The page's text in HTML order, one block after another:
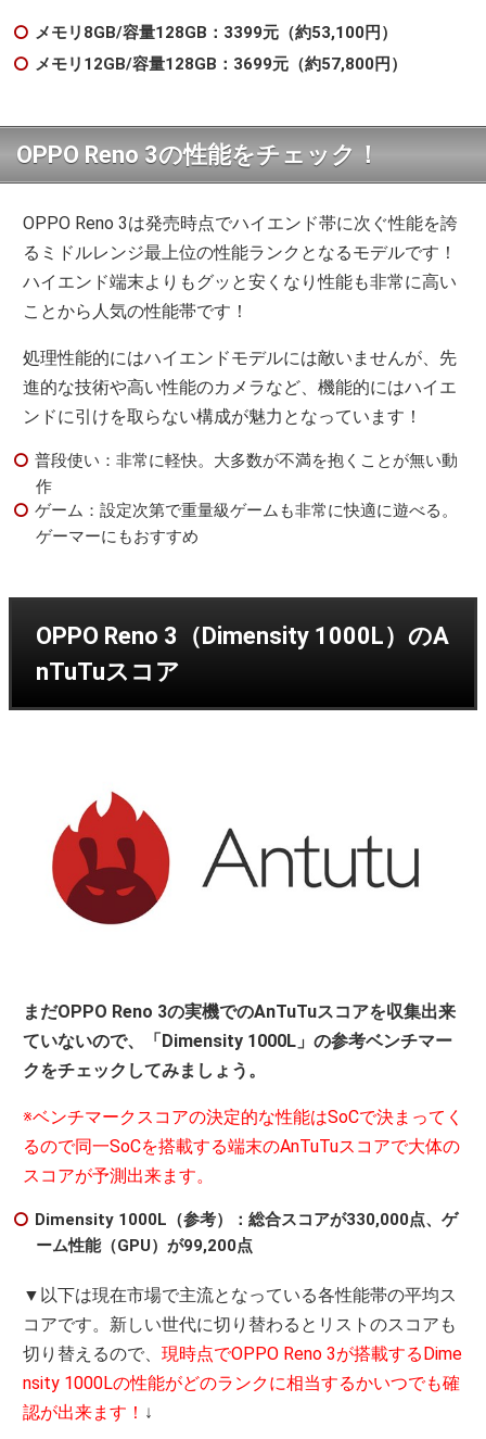
メモリ8GB/容量128GB：3399元（約53,100円）
メモリ12GB/容量128GB：3699元（約57,800円）
OPPO Reno 3の性能をチェック！
OPPO Reno 3は発売時点でハイエンド帯に次ぐ性能を誇
るミドルレンジ最上位の性能ランクとなるモデルです！
ハイエンド端末よりもグッと安くなり性能も非常に高い
ことから人気の性能帯です！
処理性能的にはハイエンドモデルには敵いませんが、先
進的な技術や高い性能のカメラなど、機能的にはハイエ
ンドに引けを取らない構成が魅力となっています！
普段使い：非常に軽快。大多数が不満を抱くことが無い動
作
ゲーム：設定次第で重量級ゲームも非常に快適に遊べる。
ゲーマーにもおすすめ
OPPO Reno 3（Dimensity 1000L）のA
nTuTuスコア
まだOPPO Reno 3の実機でのAnTuTuスコアを収集出来
ていないので、「Dimensity 1000L」の参考ベンチマー
クをチェックしてみましょう。
※ベンチマークスコアの決定的な性能はSoCで決まってく
るので同一SoCを搭載する端末のAnTuTuスコアで大体の
スコアが予測出来ます。
Dimensity 1000L（参考）：総合スコアが330,000点、ゲ
ーム性能（GPU）が99,200点
▼以下は現在市場で主流となっている各性能帯の平均ス
コアです。新しい世代に切り替わるとリストのスコアも
切り替えるので、現時点でOPPO Reno 3が搭載するDime
nsity 1000Lの性能がどのランクに相当するかいつでも確
認が出来ます！ ↓